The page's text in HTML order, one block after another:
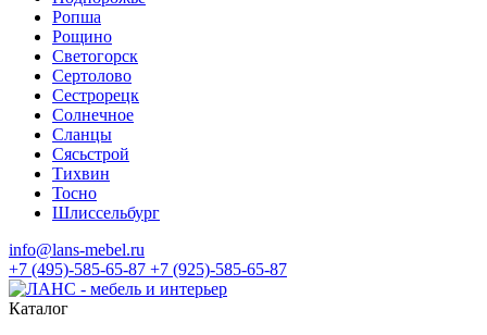
Ропша
Рощино
Светогорск
Сертолово
Сестрорецк
Солнечное
Сланцы
Сясьстрой
Тихвин
Тосно
Шлиссельбург
info@lans-mebel.ru
+7 (495)-585-65-87 +7 (925)-585-65-87
Каталог